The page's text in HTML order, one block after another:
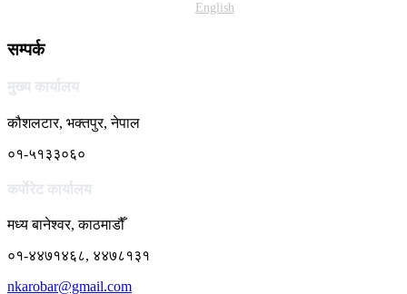
English
सम्पर्क
मुख्य कार्यालय
कौशलटार, भक्तपुर, नेपाल
०१-५१३३०६०
कर्पाेरेट कार्यालय
मध्य बानेश्वर, काठमाडौँ
०१-४४७१४६८, ४४७८१३१
nkarobar@gmail.com